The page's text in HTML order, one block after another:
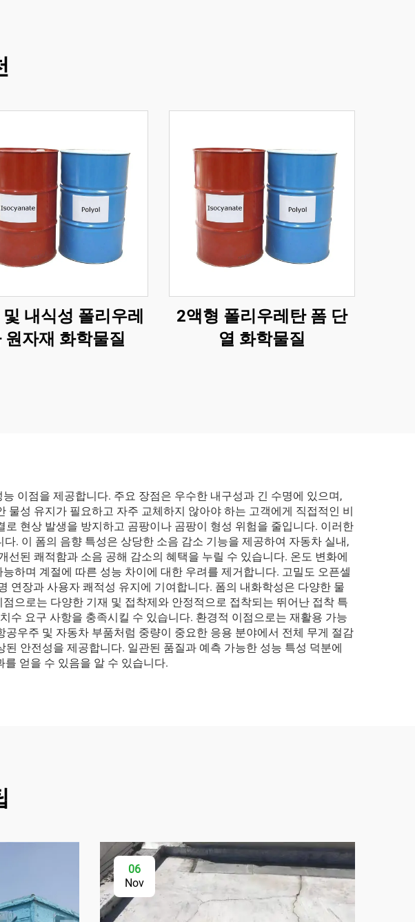
내식성 폴리우레
원자재 화학물질
2액형 폴리우레탄 폼 단
열 화학물질
이점을 제공합니다. 주요 장점은 우수한 내구성과 긴 수명에 있으며,
성 유지가 필요하고 자주 교체하지 않아야 하는 고객에게 직접적인 비
현상 발생을 방지하고 곰팡이나 곰팡이 형성 위험을 줄입니다. 이러한
. 이 폼의 음향 특성은 상당한 소음 감소 기능을 제공하여 자동차 실내,
된 쾌적함과 소음 공해 감소의 혜택을 누릴 수 있습니다. 온도 변화에
하며 계절에 따른 성능 차이에 대한 우려를 제거합니다. 고밀도 오픈셀
연장과 사용자 쾌적성 유지에 기여합니다. 폼의 내화학성은 다양한 물
으로는 다양한 기재 및 접착제와 안정적으로 접착되는 뛰어난 접착 특
수 요구 사항을 충족시킬 수 있습니다. 환경적 이점으로는 재활용 가능
우주 및 자동차 부품처럼 중량이 중요한 응용 분야에서 전체 무게 절감
안전성을 제공합니다. 일관된 품질과 예측 가능한 성능 특성 덕분에
얻을 수 있음을 알 수 있습니다.
06
Nov